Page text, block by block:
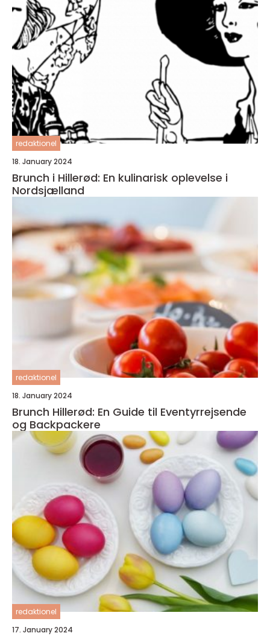
redaktionel
18. January 2024
Brunch i Hillerød: En kulinarisk oplevelse i
Nordsjælland
redaktionel
18. January 2024
Brunch Hillerød: En Guide til Eventyrrejsende
og Backpackere
redaktionel
17. January 2024